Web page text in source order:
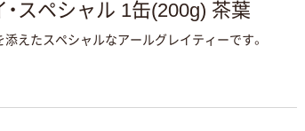
スペシャル 1缶(200g) 茶葉
えたスペシャルなアールグレイティーです。